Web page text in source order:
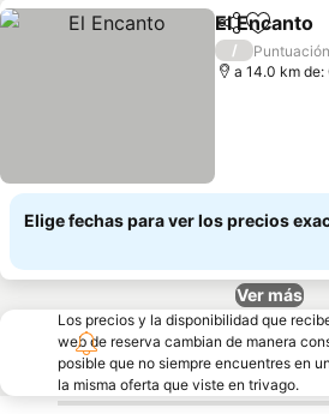
Compartir
El Encanto
/
a 14.0 km
Elige fechas para ver los precios
Ver más
Los precios y la disponibilidad que
web de reserva cambian de manera
posible que no siempre encuentres en
la misma oferta que viste en trivago.